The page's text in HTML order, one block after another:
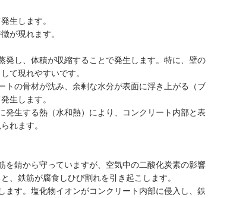
生します。
が現れます。
発し、体積が収縮することで発生します。特に、壁の
て現れやすいです。
トの骨材が沈み、余剰な水分が表面に浮き上がる（ブ
生します。
発生する熱（水和熱）により、コンクリート内部と表
れます。
を錆から守っていますが、空気中の二酸化炭素の影響
、鉄筋が腐食しひび割れを引き起こします。
ます。塩化物イオンがコンクリート内部に侵入し、鉄